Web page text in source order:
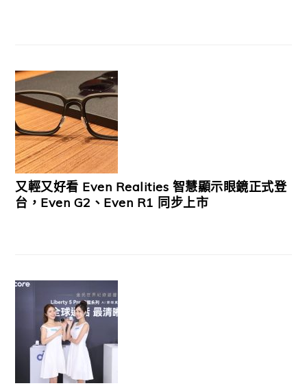
又輕又好看 Even Realities 智慧顯示眼鏡正式登
台，Even G2、Even R1 同步上市